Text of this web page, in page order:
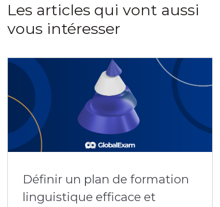
Les articles qui vont aussi
vous intéresser
Définir un plan de formation
linguistique efficace et